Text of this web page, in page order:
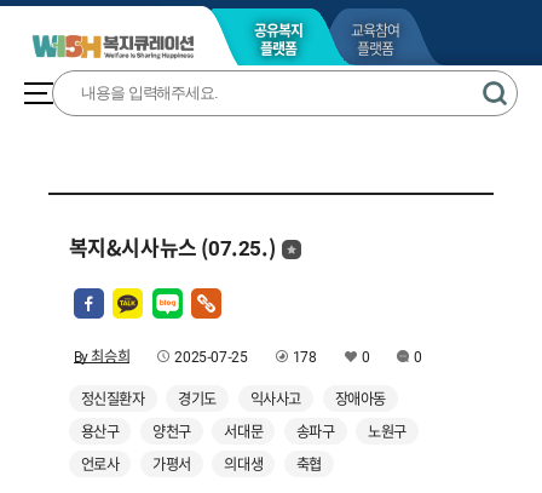
공유복지
플랫폼
교육참여
플랫폼
복지&시사뉴스 (07.25.)
By 최승희 2025-07-25 178 0
0
정신질환자
경기도 익사사고
장애아동
용산구
양천구 서대문 송파구
노원구
언로사
가평서 의대생 축협